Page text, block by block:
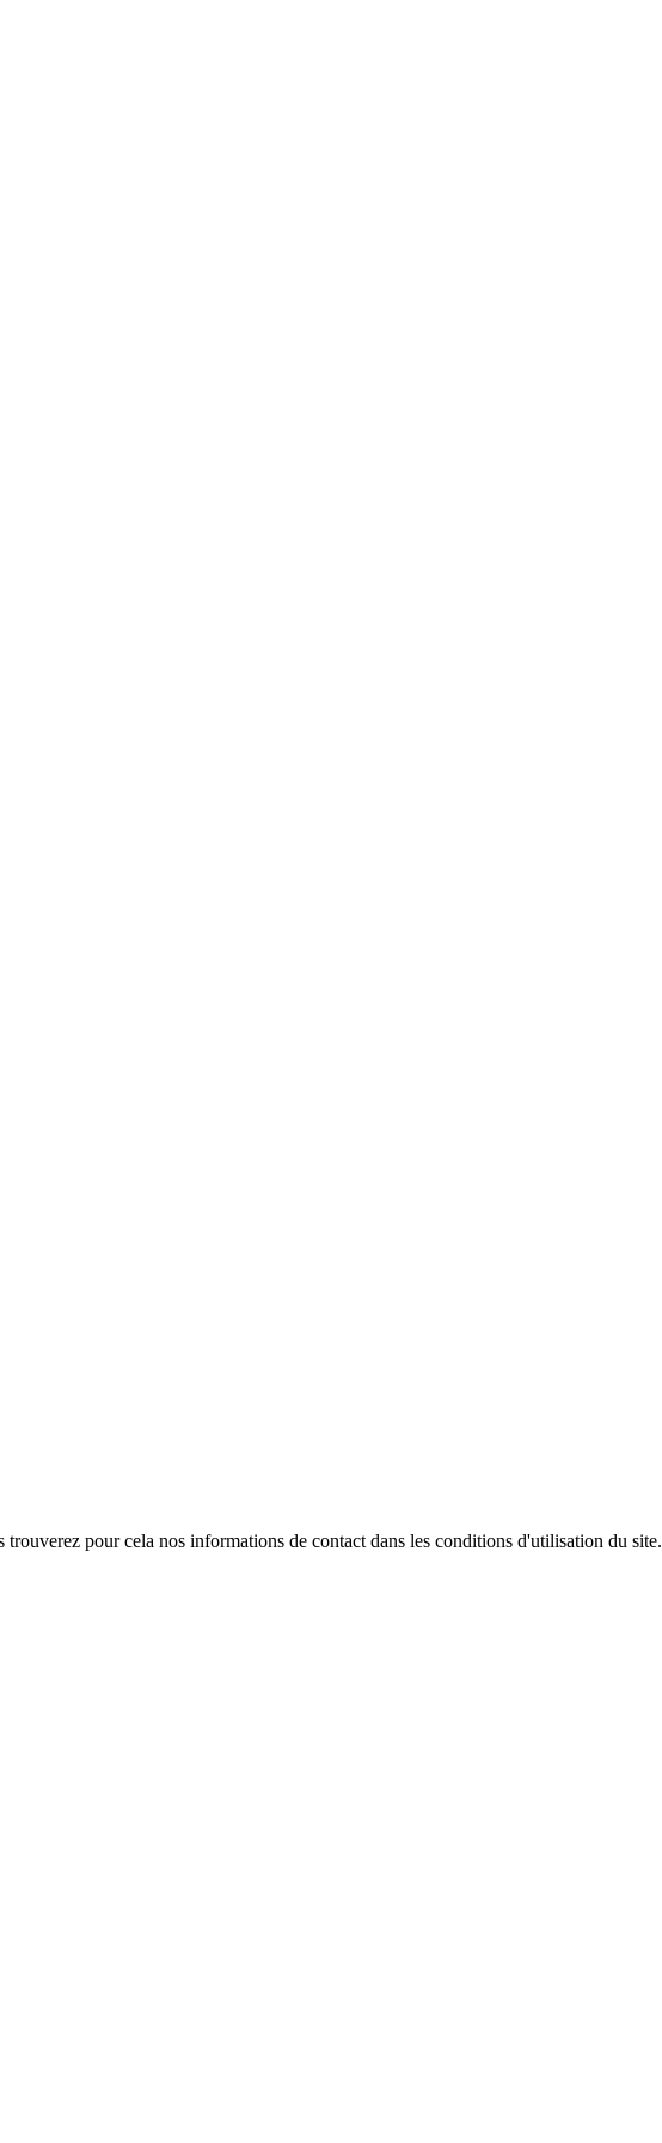
pour cela nos informations de contact dans les conditions d'utilisation du site.